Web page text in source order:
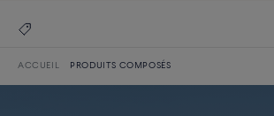
ACCUEIL PRODUITS COMPOSÉS